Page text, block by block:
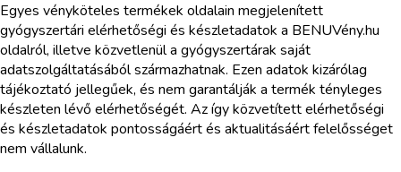
Egyes vényköteles termékek oldalain megjelenített
gyógyszertári elérhetőségi és készletadatok a BENUVény.hu
oldalról, illetve közvetlenül a gyógyszertárak saját
adatszolgáltatásából származhatnak. Ezen adatok kizárólag
tájékoztató jellegűek, és nem garantálják a termék tényleges
készleten lévő elérhetőségét. Az így közvetített elérhetőségi
és készletadatok pontosságáért és aktualitásáért felelősséget
nem vállalunk.